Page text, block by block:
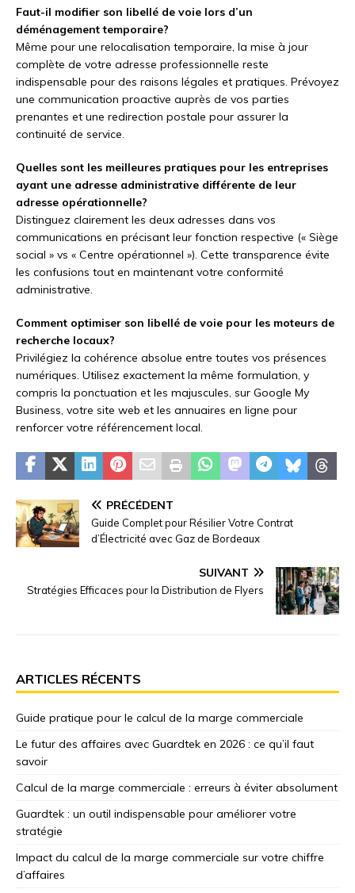
Faut-il modifier son libellé de voie lors d’un
déménagement temporaire?
Même pour une relocalisation temporaire, la mise à jour
complète de votre adresse professionnelle reste
indispensable pour des raisons légales et pratiques. Prévoyez
une communication proactive auprès de vos parties
prenantes et une redirection postale pour assurer la
continuité de service.
Quelles sont les meilleures pratiques pour les entreprises
ayant une adresse administrative différente de leur
adresse opérationnelle?
Distinguez clairement les deux adresses dans vos
communications en précisant leur fonction respective (« Siège
social » vs « Centre opérationnel »). Cette transparence évite
les confusions tout en maintenant votre conformité
administrative.
Comment optimiser son libellé de voie pour les moteurs de
recherche locaux?
Privilégiez la cohérence absolue entre toutes vos présences
numériques. Utilisez exactement la même formulation, y
compris la ponctuation et les majuscules, sur Google My
Business, votre site web et les annuaires en ligne pour
renforcer votre référencement local.
PRÉCÉDENT
Guide Complet pour Résilier Votre Contrat
d’Électricité avec Gaz de Bordeaux
SUIVANT
Stratégies Efficaces pour la Distribution de Flyers
ARTICLES RÉCENTS
Guide pratique pour le calcul de la marge commerciale
Le futur des affaires avec Guardtek en 2026 : ce qu’il faut
savoir
Calcul de la marge commerciale : erreurs à éviter absolument
Guardtek : un outil indispensable pour améliorer votre
stratégie
Impact du calcul de la marge commerciale sur votre chiffre
d’affaires